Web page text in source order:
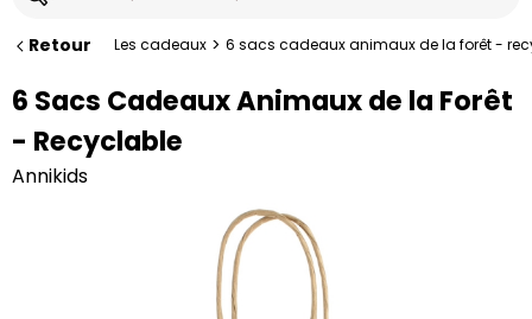
Retour Les cadeaux > 6 sacs cadeaux animaux de la forêt -
6 Sacs Cadeaux Animaux de la Forêt
- Recyclable
Annikids